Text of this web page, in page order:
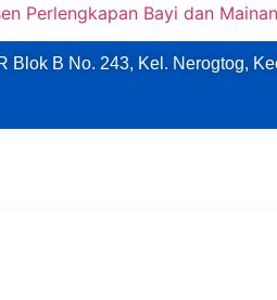
Perlengkapan Bayi dan
Blok B No. 243, Kel. Nerogtog,